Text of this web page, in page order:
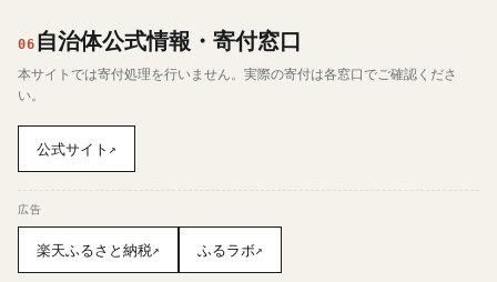
06 自治体公式情報・寄付窓口
本サイトでは寄付処理を行いません。実際の寄付は各窓口でご確認くださ
い。
公式サイト ↗
広告
楽天ふるさと納税↗ ふるラボ↗